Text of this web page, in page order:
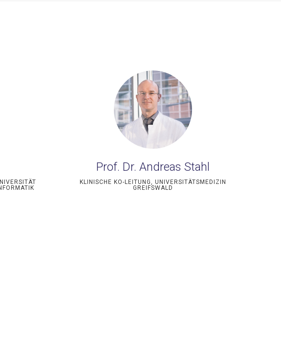
Prof. Dr. Andreas Stahl
KLINISCHE KO-LEITUNG, UNIVERSITÄTSMEDIZIN
GREIFSWALD